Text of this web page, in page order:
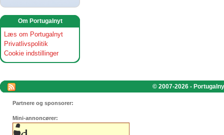
Om Portugalnyt
Læs om Portugalnyt
Privatlivspolitik
Cookie indstillinger
© 2007-2026 -
Partnere og sponsorer:
Mini-annoncører: